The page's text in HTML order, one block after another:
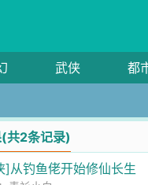
武侠 都
共2条记录)
]从钓鱼佬开始修仙长生